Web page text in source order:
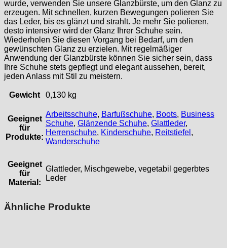
wurde, verwenden Sie unsere Glanzbürste, um den Glanz zu
erzeugen. Mit schnellen, kurzen Bewegungen polieren Sie
das Leder, bis es glänzt und strahlt. Je mehr Sie polieren,
desto intensiver wird der Glanz Ihrer Schuhe sein.
Wiederholen Sie diesen Vorgang bei Bedarf, um den
gewünschten Glanz zu erzielen. Mit regelmäßiger
Anwendung der Glanzbürste können Sie sicher sein, dass
Ihre Schuhe stets gepflegt und elegant aussehen, bereit,
jeden Anlass mit Stil zu meistern.
Gewicht 0,130 kg
Geeignet
für
Produkte:
Arbeitsschuhe, Barfußschuhe, Boots, Business
Schuhe, Glänzende Schuhe, Glattleder,
Herrenschuhe, Kinderschuhe, Reitstiefel ,
Wanderschuhe
Geeignet
für
Material:
Glattleder, Mischgewebe, vegetabil gegerbtes
Leder
Ähnliche Produkte